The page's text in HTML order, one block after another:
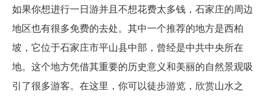
如果你想进行一日游并且不想花费太多钱，石家庄的周边
地区也有很多免费的去处。其中一个推荐的地方是西柏
坡，它位于石家庄市平山县中部，曾经是中共中央所在
地。这个地方凭借其重要的历史意义和美丽的自然景观吸
引了很多游客。在这里，你可以徒步游览，欣赏山水之